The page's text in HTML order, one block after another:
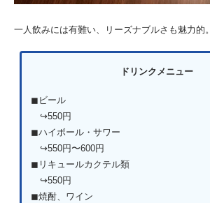
一人飲みには有難い、リーズナブルさも魅力的。
ドリンクメニュー
◼︎ビール
↪︎550円
◼︎ハイボール・サワー
↪︎550円〜600円
◼︎リキュールカクテル類
↪︎550円
◼︎焼酎、ワイン